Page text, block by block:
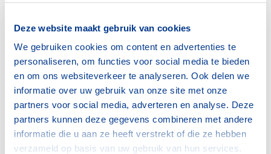
Deze website maakt gebruik van cookies
We gebruiken cookies om content en advertenties te
personaliseren, om functies voor social media te bieden
en om ons websiteverkeer te analyseren. Ook delen we
informatie over uw gebruik van onze site met onze
partners voor social media, adverteren en analyse. Deze
partners kunnen deze gegevens combineren met andere
informatie die u aan ze heeft verstrekt of die ze hebben
verzameld op basis van uw gebruik van hun services.
IOC laat Russische sporters
weer toe
8 juli 2026
Frankrijk kiest voor Thialf:
olympisch schaatsen 2030 in
Heerenveen
29 juni 2026